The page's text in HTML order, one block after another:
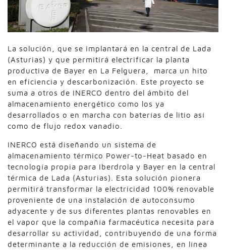
La solución, que se implantará en la central de Lada
(Asturias) y que permitirá electrificar la planta
productiva de Bayer en La Felguera, marca un hito
en eficiencia y descarbonización. Este proyecto se
suma a otros de INERCO dentro del ámbito del
almacenamiento energético como los ya
desarrollados o en marcha con baterías de litio así
como de flujo redox vanadio.
INERCO está diseñando un sistema de
almacenamiento térmico Power-to-Heat basado en
tecnología propia para Iberdrola y Bayer en la central
térmica de Lada (Asturias). Esta solución pionera
permitirá transformar la electricidad 100% renovable
proveniente de una instalación de autoconsumo
adyacente y de sus diferentes plantas renovables en
el vapor que la compañía farmacéutica necesita para
desarrollar su actividad, contribuyendo de una forma
determinante a la reducción de emisiones, en línea